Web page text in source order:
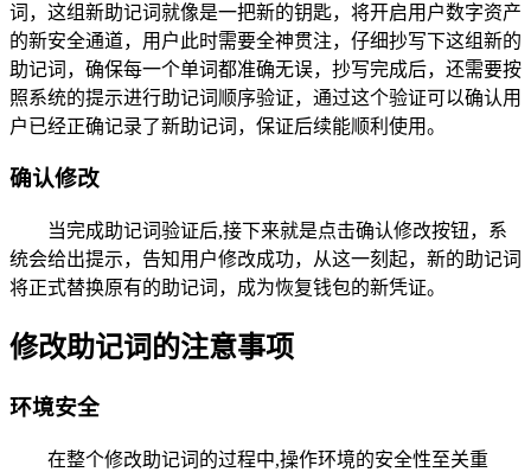
词，这组新助记词就像是一把新的钥匙，将开启用户数字资产
的新安全通道，用户此时需要全神贯注，仔细抄写下这组新的
助记词，确保每一个单词都准确无误，抄写完成后，还需要按
照系统的提示进行助记词顺序验证，通过这个验证可以确认用
户已经正确记录了新助记词，保证后续能顺利使用。
确认修改
当完成助记词验证后,接下来就是点击确认修改按钮，系
统会给出提示，告知用户修改成功，从这一刻起，新的助记词
将正式替换原有的助记词，成为恢复钱包的新凭证。
修改助记词的注意事项
环境安全
在整个修改助记词的过程中,操作环境的安全性至关重